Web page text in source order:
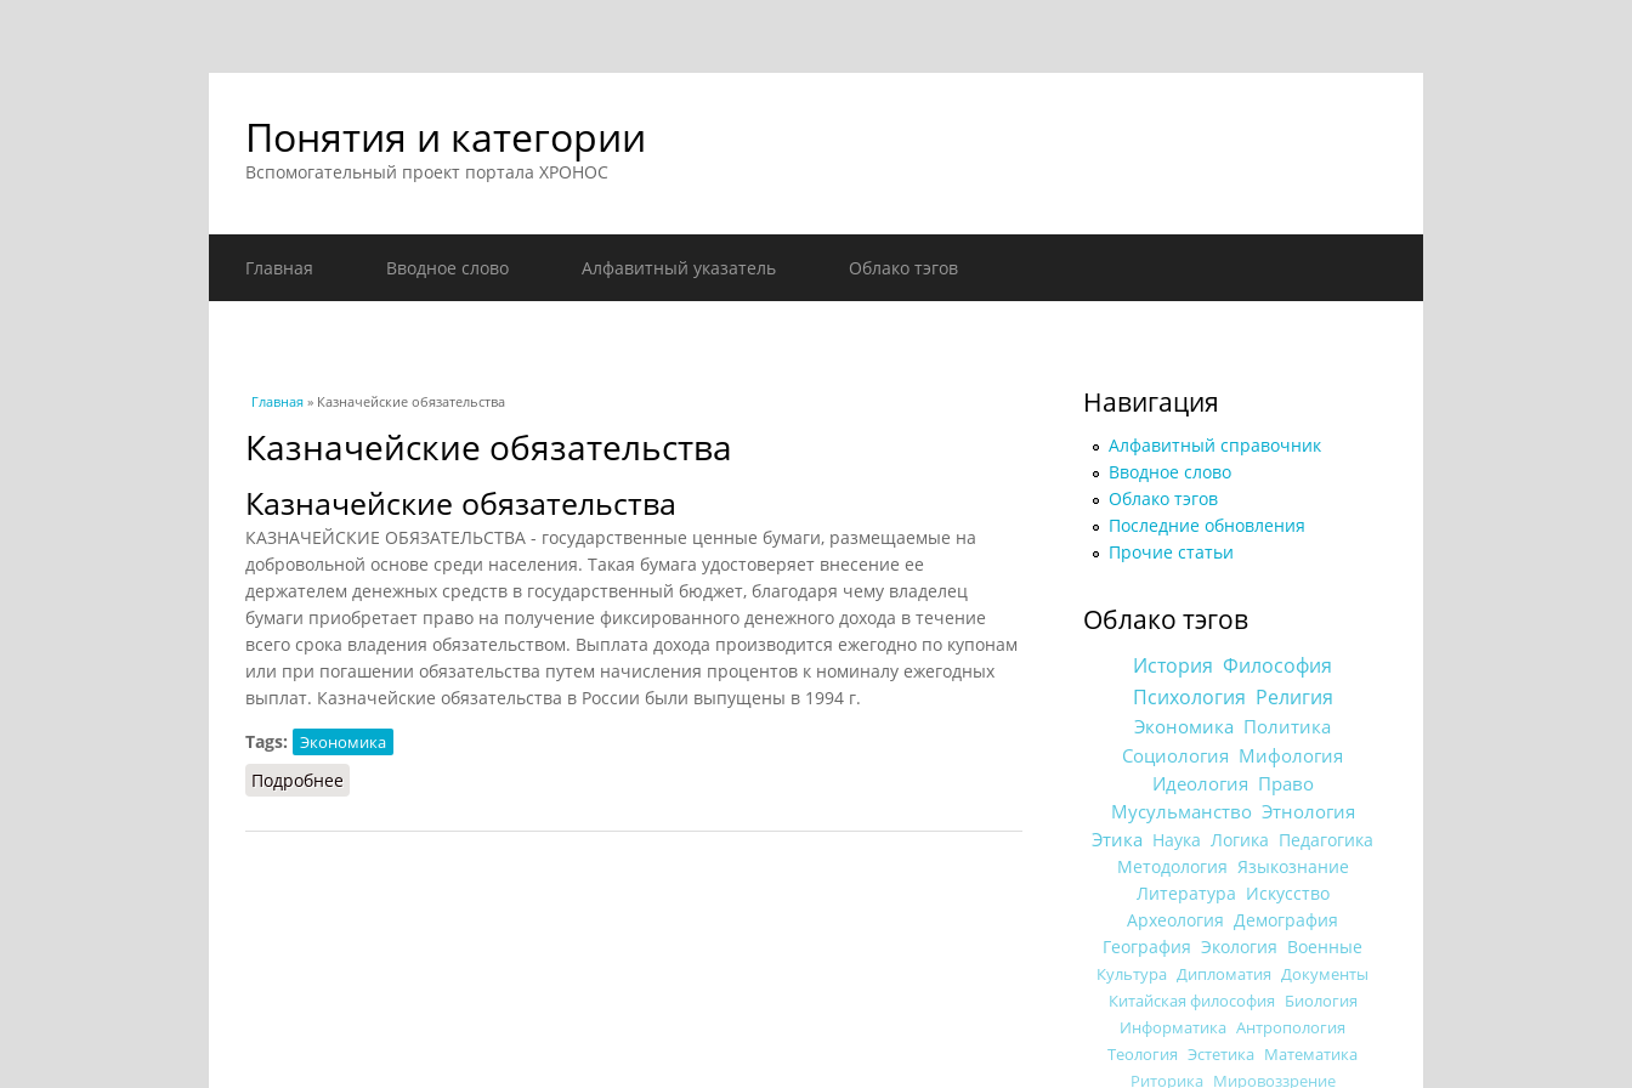
Понятия и категории
Вспомогательный проект портала ХРОНОС
Главная Вводное слово Алфавитный указатель Облако тэгов
Вы здесь
Главная » Казначейские обязательства
Казначейские обязательства
Казначейские обязательства
КАЗНАЧЕЙСКИЕ ОБЯЗАТЕЛЬСТВА - государственные ценные бумаги, размещаемые на
добровольной основе среди населения. Такая бумага удостоверяет внесение ее
держателем денежных средств в государственный бюджет, благодаря чему владелец
бумаги приобретает право на получение фиксированного денежного дохода в течение
всего срока владения обязательством. Выплата дохода производится ежегодно по купонам
или при погашении обязательства путем начисления процентов к номиналу ежегодных
выплат. Казначейские обязательства в России были выпущены в 1994 г.
Tags:
Экономика
Подробнее
Навигация
Алфавитный справочник
Вводное слово
Облако тэгов
Последние обновления
Прочие статьи
Облако тэгов
История Философия
Психология Религия
Экономика Политика
Социология Мифология
Идеология Право
Мусульманство Этнология
Этика Наука Логика Педагогика
Методология Языкознание
Литература Искусство
Археология Демография
География Экология Военные
Культура Дипломатия Документы
Китайская философия Биология
Информатика Антропология
Теология Эстетика Математика
Риторика Мировоззрение